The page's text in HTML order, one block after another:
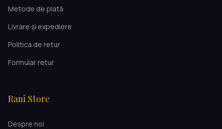
Metode de plată
Livrare și expediere
Politica de retur
Formular retur
Rani Store
Despre noi